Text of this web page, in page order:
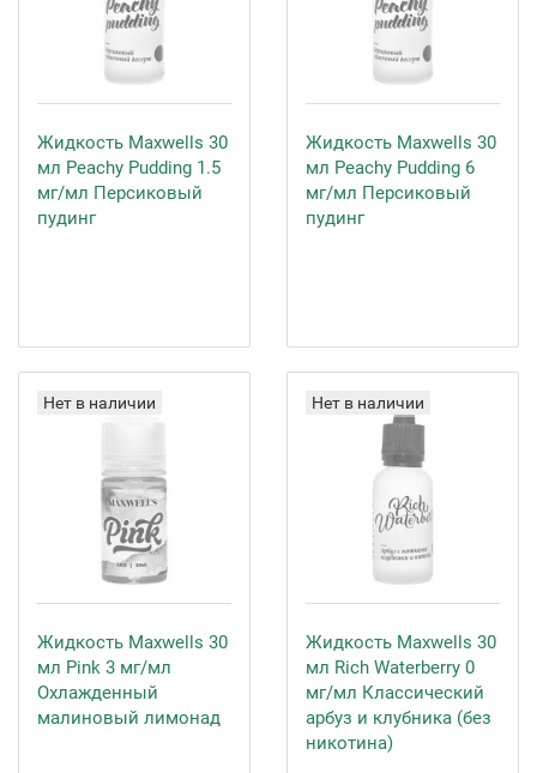
Жидкость Maxwells 30
мл Peachy Pudding 1.5
мг/мл Персиковый
пудинг
Жидкость Maxwells 30
мл Peachy Pudding 6
мг/мл Персиковый
пудинг
Нет в наличии
Жидкость Maxwells 30
мл Pink 3 мг/мл
Охлажденный
малиновый лимонад
Нет в наличии
Жидкость Maxwells 30
мл Rich Waterberry 0
мг/мл Классический
арбуз и клубника (без
никотина)